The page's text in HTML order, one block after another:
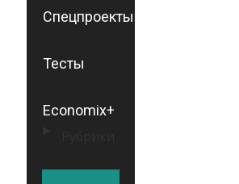
Спецпроекты
Тесты
Economix+